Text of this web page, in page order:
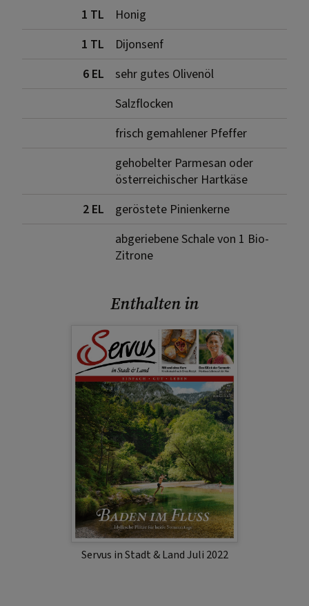
1 TL
Honig
1 TL
Dijonsenf
6 EL
sehr gutes Olivenöl
Salzflocken
frisch gemahlener Pfeffer
gehobelter Parmesan oder
österreichischer Hartkäse
2 EL
geröstete Pinienkerne
abgeriebene Schale von 1 Bio-
Zitrone
Enthalten in
Servus in Stadt & Land Juli 2022